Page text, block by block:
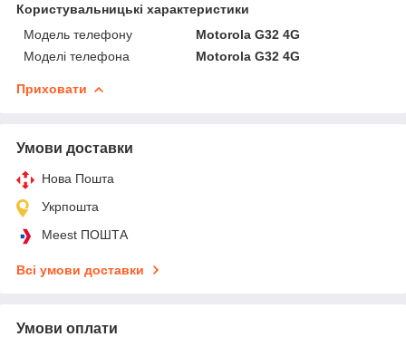
Користувальницькі характеристики
Модель телефону
Motorola G32 4G
Моделі телефона
Motorola G32 4G
Приховати
Умови доставки
Нова Пошта
Укрпошта
Meest ПОШТА
Всі умови доставки
Умови оплати